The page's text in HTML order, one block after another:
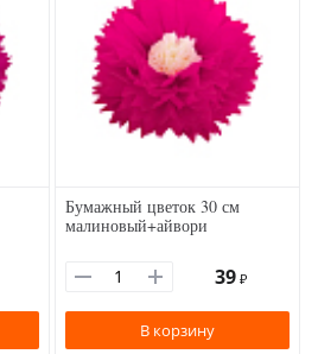
Бумажный цветок 30 см
малиновый+айвори
39 ₽
В корзину